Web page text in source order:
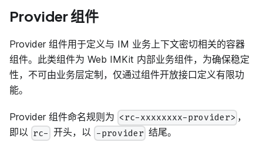
Provider 组件
Provider 组件用于定义与 IM 业务上下文密切相关的容器
组件。此类组件为 Web IMKit 内部业务组件，为确保稳定
性，不可由业务层定制，仅通过组件开放接口定义有限功
能。
Provider 组件命名规则为 <rc-xxxxxxxx-provider> ，
即以 rc- 开头，以 -provider 结尾。